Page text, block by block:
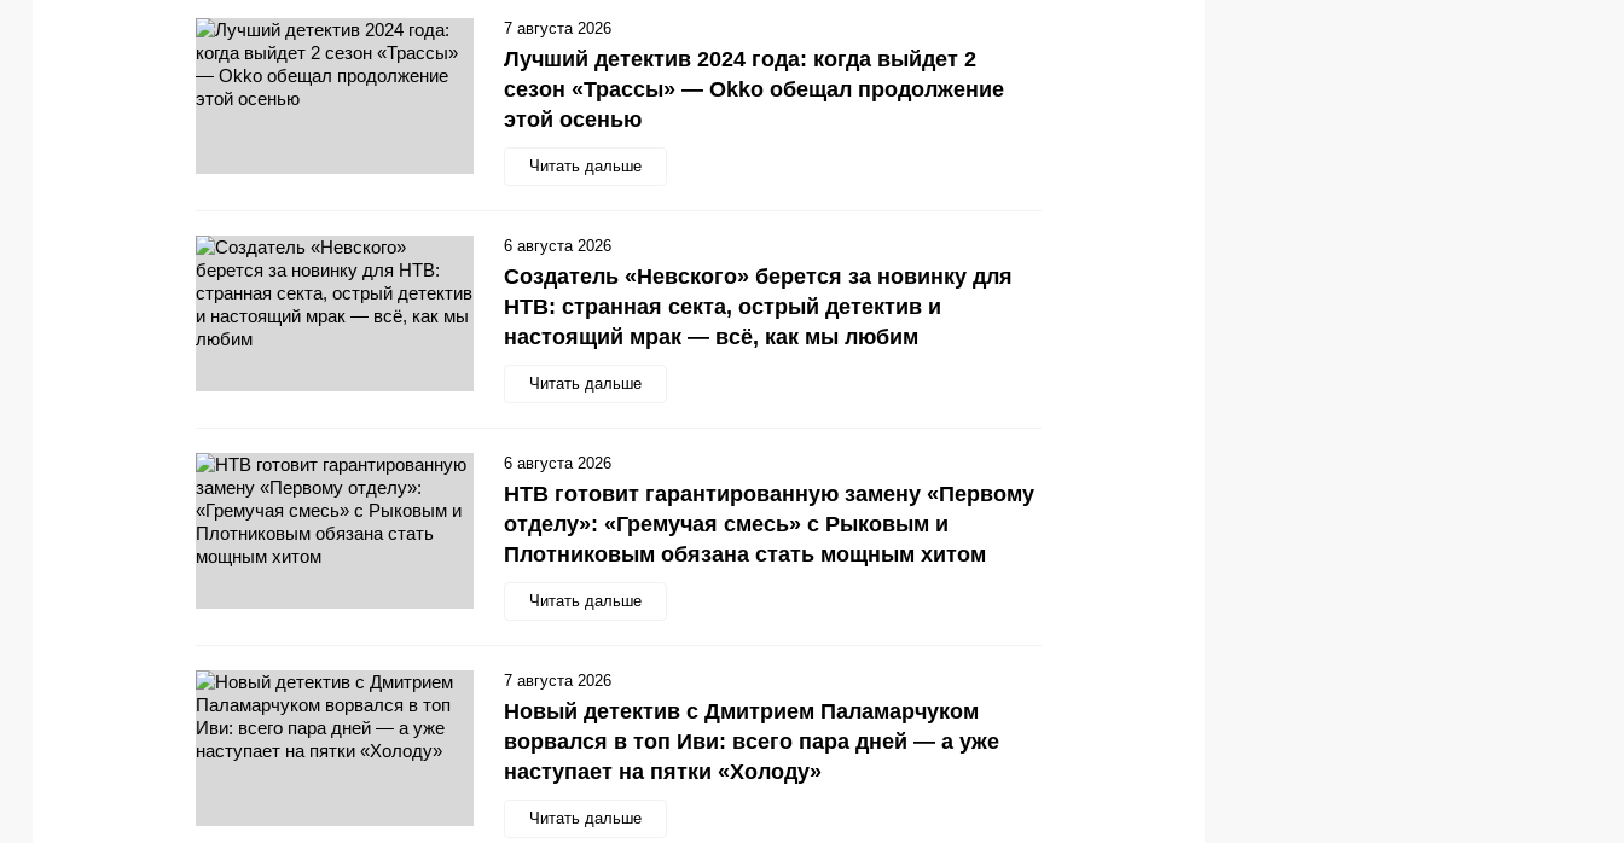
Лучший детектив 2024 года: когда выйдет 2
сезон «Трассы» — Okko обещал продолжение
этой осенью
Читать дальше
7 августа 2026
Создатель «Невского» берется за новинку для
НТВ: странная секта, острый детектив и
настоящий мрак — всё, как мы любим
Читать дальше
6 августа 2026
НТВ готовит гарантированную замену «Первому
отделу»: «Гремучая смесь» с Рыковым и
Плотниковым обязана стать мощным хитом
Читать дальше
6 августа 2026
Новый детектив с Дмитрием Паламарчуком
ворвался в топ Иви: всего пара дней — а уже
наступает на пятки «Холоду»
Читать дальше
7 августа 2026